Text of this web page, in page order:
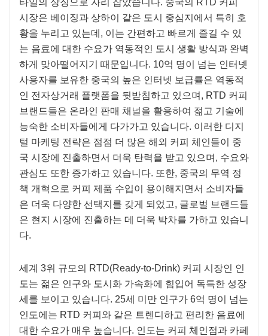
시장은 베이징과 상하이 같은 도시 중심지에서 특히 호
황을 누리고 있는데, 이는 간편하고 빠르게 즐길 수 있
는 음료에 대한 수요가 역동적인 도시 생활 방식과 완벽
하게 맞아떨어지기 때문입니다. 10억 명이 넘는 인터넷
사용자를 보유한 중국의 높은 인터넷 보급률은 역동적
인 전자상거래 플랫폼을 뒷받침하고 있으며, RTD 커피
브랜드들은 온라인 판매 채널을 활용하여 젊고 기술에
능숙한 소비자들에게 다가가고 있습니다. 이러한 디지
털 마케팅 전략은 점점 더 많은 해외 ​​커피 체인들이 중
국 시장에 진출하면서 더욱 탄력을 받고 있으며, 수요와
관심도 또한 증가하고 있습니다. 또한, 중국의 무역 정
책 개혁으로 커피 제품 수입이 용이해지면서 소비자들
은 더욱 다양한 선택지를 갖게 되었고, 글로벌 브랜드들
은 현지 시장에 진출하는 데 더욱 박차를 가하고 있습니
다.
세계 3위 규모의 RTD(Ready-to-Drink) 커피 시장인 인
도는 젊은 인구와 도시화 가속화에 힘입어 독특한 성장
세를 보이고 있습니다. 25세 미만 인구가 6억 명이 넘는
인도에는 RTD 커피와 같은 트렌디하고 편리한 음료에
대한 수요가 매우 높습니다. 인도는 커피 체인점과 카페